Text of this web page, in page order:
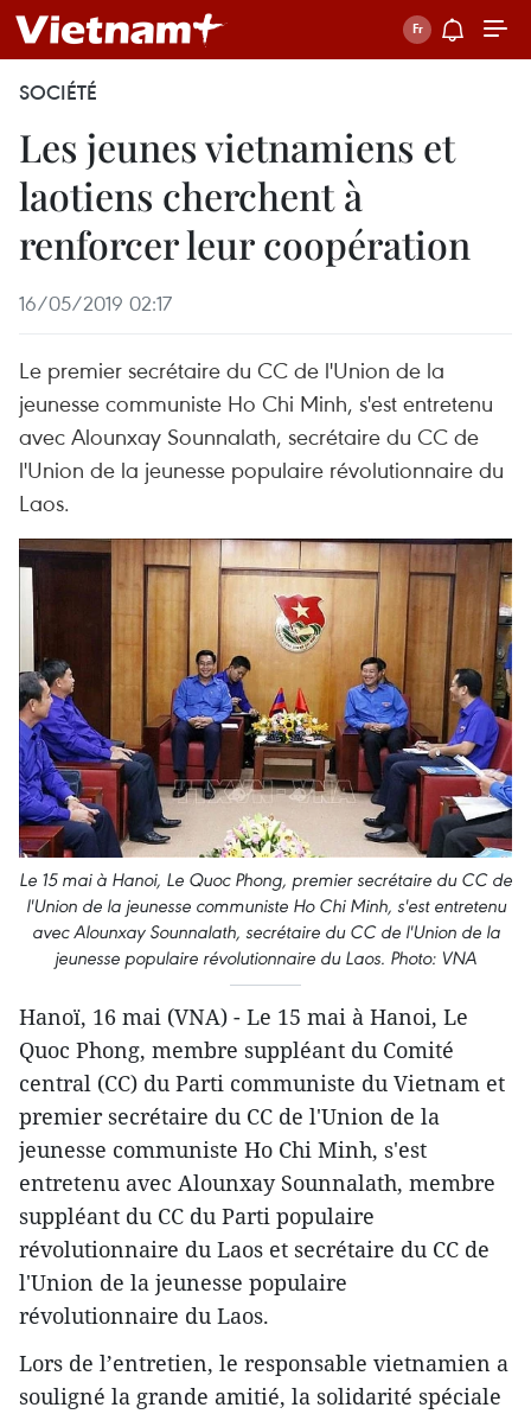
SOCIÉTÉ
Les jeunes vietnamiens et
laotiens cherchent à
renforcer leur coopération
16/05/2019 02:17
Le premier secrétaire du CC de l'Union de la
jeunesse communiste Ho Chi Minh, s'est entretenu
avec Alounxay Sounnalath, secrétaire du CC de
l'Union de la jeunesse populaire révolutionnaire du
Laos.
Le 15 mai à Hanoi, Le Quoc Phong, premier secrétaire du CC de
l'Union de la jeunesse communiste Ho Chi Minh, s'est entretenu
avec Alounxay Sounnalath, secrétaire du CC de l'Union de la
jeunesse populaire révolutionnaire du Laos. Photo: VNA
Hanoï, 16 mai (VNA) - Le 15 mai à Hanoi, Le
Quoc Phong, membre suppléant du Comité
central (CC) du Parti communiste du Vietnam et
premier secrétaire du CC de l'Union de la
jeunesse communiste Ho Chi Minh, s'est
entretenu avec Alounxay Sounnalath, membre
suppléant du CC du Parti populaire
révolutionnaire du Laos et secrétaire du CC de
l'Union de la jeunesse populaire
révolutionnaire du Laos.
Lors de l’entretien, le responsable vietnamien a
souligné la grande amitié, la solidarité spéciale